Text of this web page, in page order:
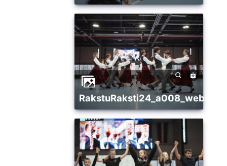
RakstuRaksti24_a008_websize